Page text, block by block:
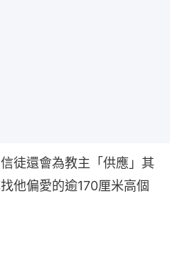
徒還會為教主「供應」其
他偏愛的逾170厘米高個